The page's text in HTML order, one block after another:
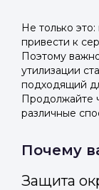
Не только
привести к
Поэтому
утилизации
подходящий
Продолжайте
различные
Почему
Защита